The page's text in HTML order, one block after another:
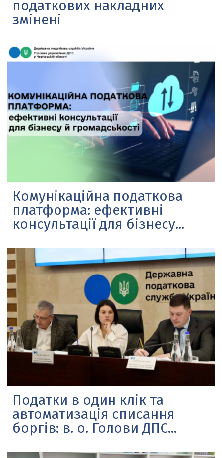
податкових накладних
змінені
Комунікаційна податкова
платформа: ефективні
консультації для бізнесу...
Податки в один клік та
автоматизація списання
боргів: в. о. Голови ДПС...